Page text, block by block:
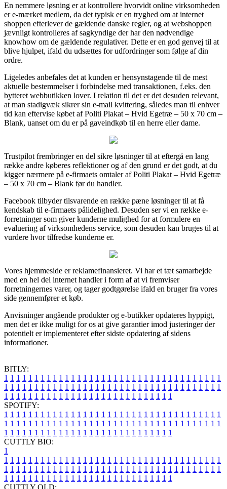
En nemmere løsning er at kontrollere hvorvidt online virksomheden
er e-mærket medlem, da det typisk er en tryghed om at internet
shoppen efterlever de gældende danske regler, og at webshoppen
jævnligt kontrolleres af sagkyndige der har den nødvendige
knowhow om de gældende regulativer. Dette er en god genvej til at
blive hjulpet, ifald du udsættes for udfordringer som følge af din
ordre.
Ligeledes anbefales det at kunden er hensynstagende til de mest
aktuelle bestemmelser i forbindelse med transaktionen, f.eks. den
bytteret webbutikken lover. I relation til det er det desuden relevant,
at man stadigvæk sikrer sin e-mail kvittering, således man til enhver
tid kan eftervise købet af Politi Plakat – Hvid Egetræ – 50 x 70 cm –
Blank, uanset om du er på gaveindkøb til en herre eller dame.
Trustpilot frembringer en del sikre løsninger til at eftergå en lang
række andre køberes reflektioner og af den grund er det godt, at du
kigger nærmere på e-firmaets omtaler af Politi Plakat – Hvid Egetræ
– 50 x 70 cm – Blank før du handler.
Facebook tilbyder tilsvarende en række pæne løsninger til at få
kendskab til e-firmaets pålidelighed. Desuden ser vi en række e-
forretninger som giver kunderne mulighed for at formulere en
evaluering af virksomhedens service, som desuden kan bruges til at
vurdere hvor tilfredse kunderne er.
Vores hjemmeside er reklamefinansieret. Vi har et tæt samarbejde
med en hel del internet handler i form af at vi fremviser
forretningernes varer, og tager godtgørelse ifald en bruger fra vores
side gennemfører et køb.
Anvisninger angående produkter og e-butikker opdateres hyppigt,
men det er ikke muligt for os at give garantier imod justeringer der
potentielt er implementeret efter sidste opdatering af sidens
informationer.
BITLY:
1 1 1 1 1 1 1 1 1 1 1 1 1 1 1 1 1 1 1 1 1 1 1 1 1 1 1 1 1 1 1 1 1 1 1 1
1 1 1 1 1 1 1 1 1 1 1 1 1 1 1 1 1 1 1 1 1 1 1 1 1 1 1 1 1 1 1 1 1 1 1 1
1 1 1 1 1 1 1 1 1 1 1 1 1 1 1 1 1 1 1 1 1 1 1 1 1 1 1 1
SPOTIFY:
1 1 1 1 1 1 1 1 1 1 1 1 1 1 1 1 1 1 1 1 1 1 1 1 1 1 1 1 1 1 1 1 1 1 1 1
1 1 1 1 1 1 1 1 1 1 1 1 1 1 1 1 1 1 1 1 1 1 1 1 1 1 1 1 1 1 1 1 1 1 1 1
1 1 1 1 1 1 1 1 1 1 1 1 1 1 1 1 1 1 1 1 1 1 1 1 1 1 1 1
CUTTLY BIO:
1
1 1 1 1 1 1 1 1 1 1 1 1 1 1 1 1 1 1 1 1 1 1 1 1 1 1 1 1 1 1 1 1 1 1 1 1
1 1 1 1 1 1 1 1 1 1 1 1 1 1 1 1 1 1 1 1 1 1 1 1 1 1 1 1 1 1 1 1 1 1 1 1
1 1 1 1 1 1 1 1 1 1 1 1 1 1 1 1 1 1 1 1 1 1 1 1 1 1 1 1
CUTTLY OLD: